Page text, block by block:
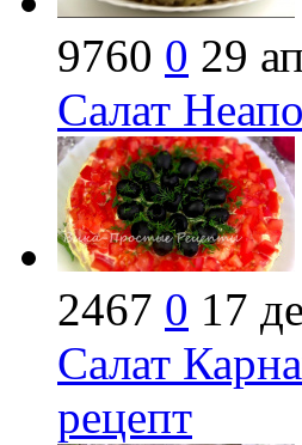
9760 0 29
Салат
2467 0 17
Салат
рецепт